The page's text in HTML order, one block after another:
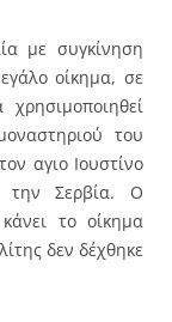
με συγκίνηση
οίκημα, σε
του
αγιο Ιουστίνο
την Σερβία. Ο
το οίκημα
δεν δέχθηκε